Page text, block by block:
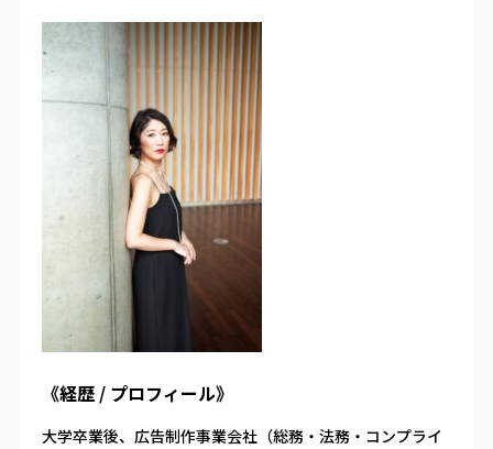
《経歴 / プロフィール》
大学卒業後、広告制作事業会社（総務・法務・コンプライ